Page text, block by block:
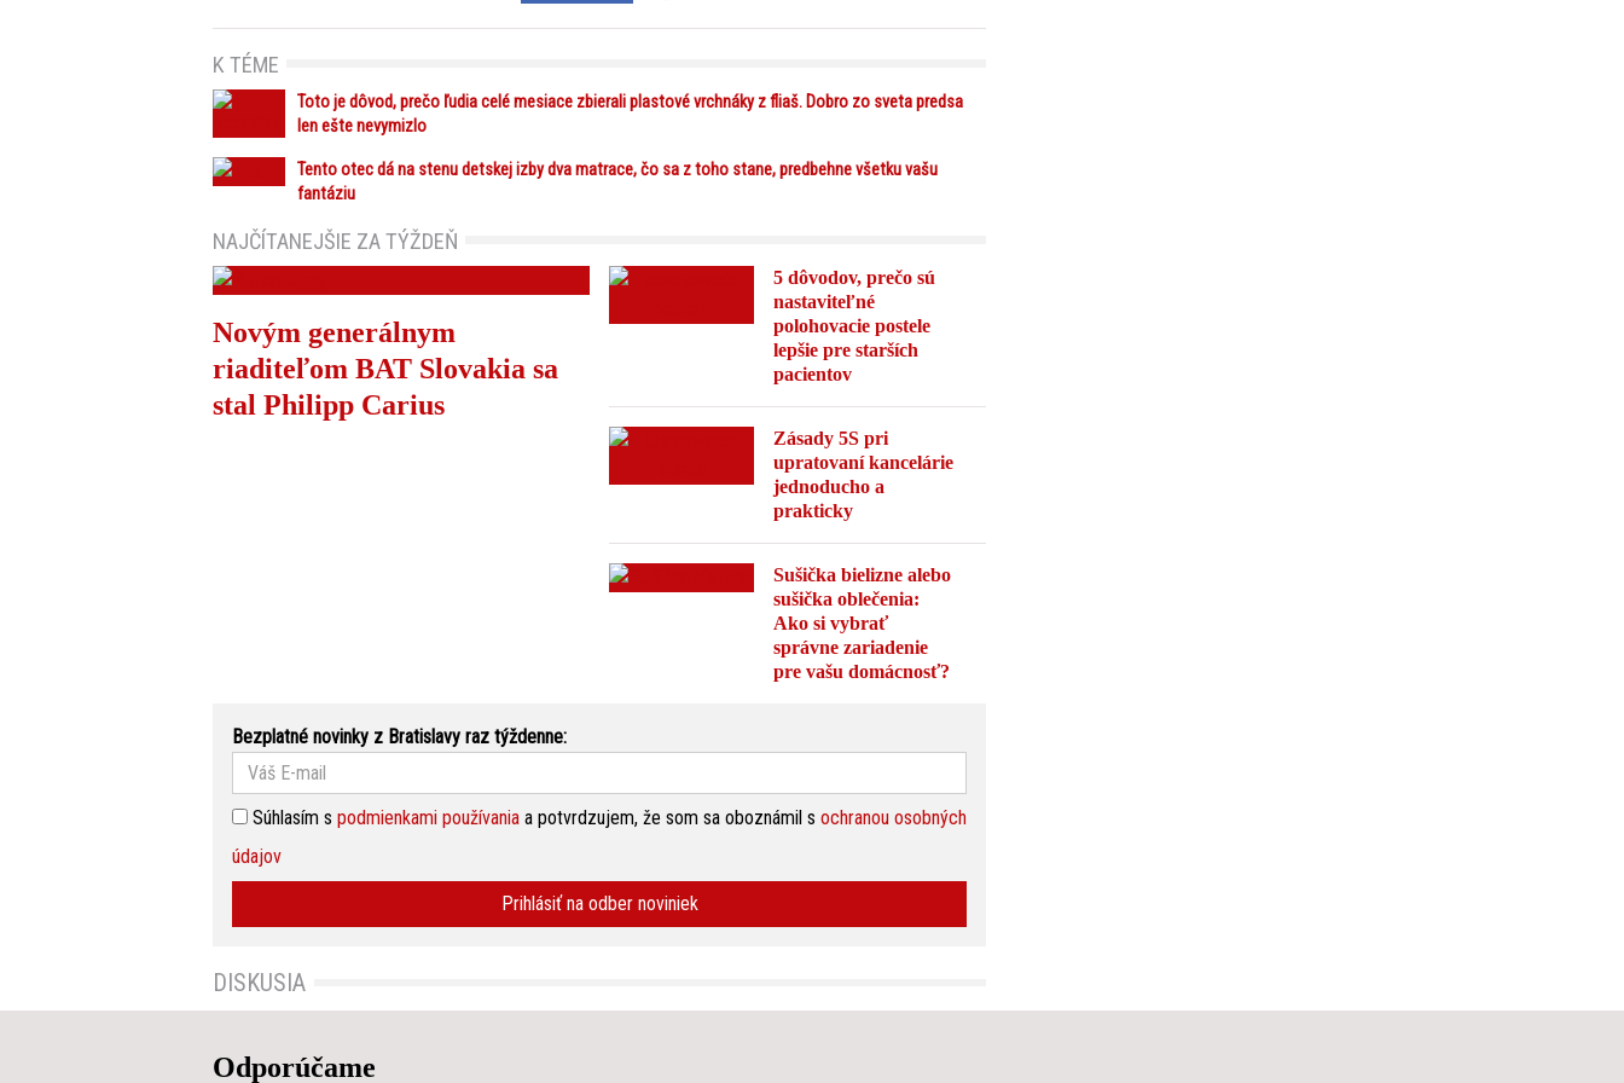
K TÉME
Toto je dôvod, prečo ľudia celé mesiace zbierali plastové vrchnáky z fliaš. Dobro zo sveta predsa
len ešte nevymizlo
Tento otec dá na stenu detskej izby dva matrace, čo sa z toho stane, predbehne všetku vašu
fantáziu
NAJČÍTANEJŠIE ZA TÝŽDEŇ
Novým generálnym
riaditeľom BAT Slovakia sa
stal Philipp Carius
5 dôvodov, prečo sú
nastaviteľné
polohovacie postele
lepšie pre starších
pacientov
Zásady 5S pri
upratovaní kancelárie
jednoducho a
prakticky
Sušička bielizne alebo
sušička oblečenia:
Ako si vybrať
správne zariadenie
pre vašu domácnosť?
Bezplatné novinky z Bratislavy raz týždenne:
Súhlasím s podmienkami používania a potvrdzujem, že som sa oboznámil s ochranou osobných
údajov
Prihlásiť na odber noviniek
DISKUSIA
Odporúčame